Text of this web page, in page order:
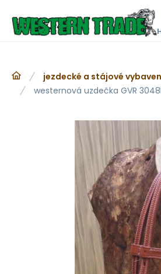
jezdecké a stájové
westernová uzdečka GVR